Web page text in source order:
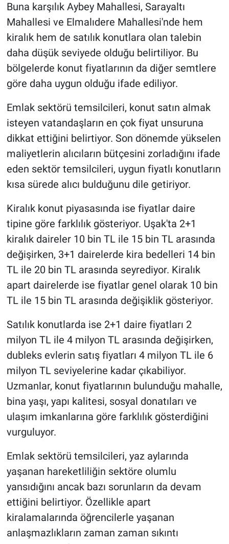
Buna karşılık Aybey Mahallesi, Sarayaltı
Mahallesi ve Elmalıdere Mahallesi'nde hem
kiralık hem de satılık konutlara olan talebin
daha düşük seviyede olduğu belirtiliyor. Bu
bölgelerde konut fiyatlarının da diğer semtlere
göre daha uygun olduğu ifade ediliyor.
Emlak sektörü temsilcileri, konut satın almak
isteyen vatandaşların en çok fiyat unsuruna
dikkat ettiğini belirtiyor. Son dönemde yükselen
maliyetlerin alıcıların bütçesini zorladığını ifade
eden sektör temsilcileri, uygun fiyatlı konutların
kısa sürede alıcı bulduğunu dile getiriyor.
Kiralık konut piyasasında ise fiyatlar daire
tipine göre farklılık gösteriyor. Uşak'ta 2+1
kiralık daireler 10 bin TL ile 15 bin TL arasında
değişirken, 3+1 dairelerde kira bedelleri 14 bin
TL ile 20 bin TL arasında seyrediyor. Kiralık
apart dairelerde ise fiyatlar genel olarak 10 bin
TL ile 15 bin TL arasında değişiklik gösteriyor.
Satılık konutlarda ise 2+1 daire fiyatları 2
milyon TL ile 4 milyon TL arasında değişirken,
dubleks evlerin satış fiyatları 4 milyon TL ile 6
milyon TL seviyelerine kadar çıkabiliyor.
Uzmanlar, konut fiyatlarının bulunduğu mahalle,
bina yaşı, yapı kalitesi, sosyal donatıları ve
ulaşım imkanlarına göre farklılık gösterdiğini
vurguluyor.
Emlak sektörü temsilcileri, yaz aylarında
yaşanan hareketliliğin sektöre olumlu
yansıdığını ancak bazı sorunların da devam
ettiğini belirtiyor. Özellikle apart
kiralamalarında öğrencilerle yaşanan
anlaşmazlıkların zaman zaman sıkıntı